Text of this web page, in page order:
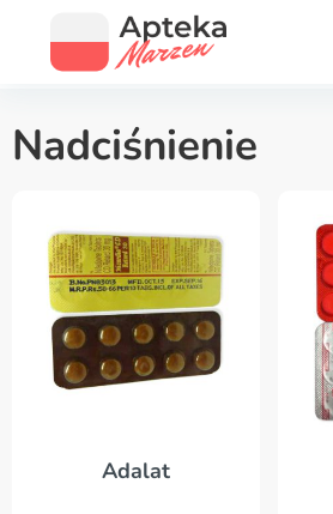
Nadciśnienie
Adalat